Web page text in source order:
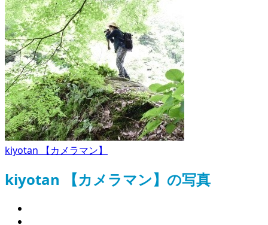
kiyotan 【カメラマン】
kiyotan 【カメラマン】の写真